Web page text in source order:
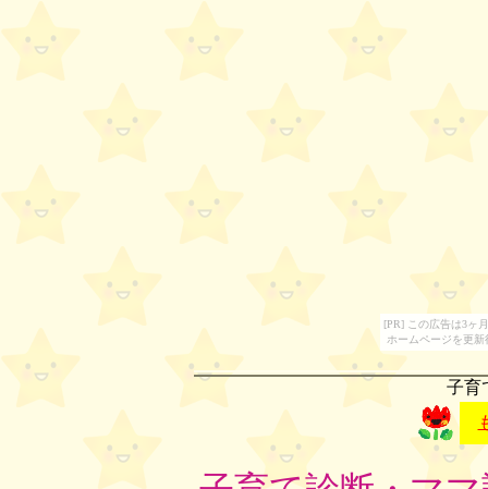
[PR] この広告は3ヶ
ホームページを更
子育